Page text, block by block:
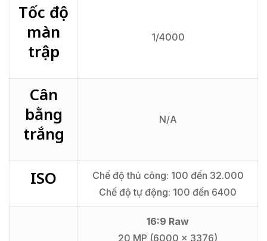
Tốc độ
màn
trập
1/4000
Cân
bằng
trắng
N/A
ISO
Chế độ thủ công: 100 đến 32.000
Chế độ tự động: 100 đến 6400
16:9 Raw
20 MP (6000 x 3376)